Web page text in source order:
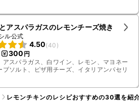
アスパラガスのレモンチーズ焼き
ル公式
4.50(40 )
300 円
アスパラガス、白ワイン、レモン、マヨネー
ブソルト、ピザ用チーズ、イタリアンパセリ
レモンチキンのレシピおすすめの30選を紹